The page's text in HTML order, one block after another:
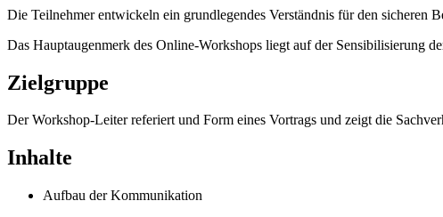
Die Teilnehmer entwickeln ein grundlegendes Verständnis für den sicheren
Das Hauptaugenmerk des Online-Workshops liegt auf der Sensibilisierung
Zielgruppe
Der Workshop-Leiter referiert und Form eines Vortrags und zeigt die
Inhalte
Aufbau der Kommunikation